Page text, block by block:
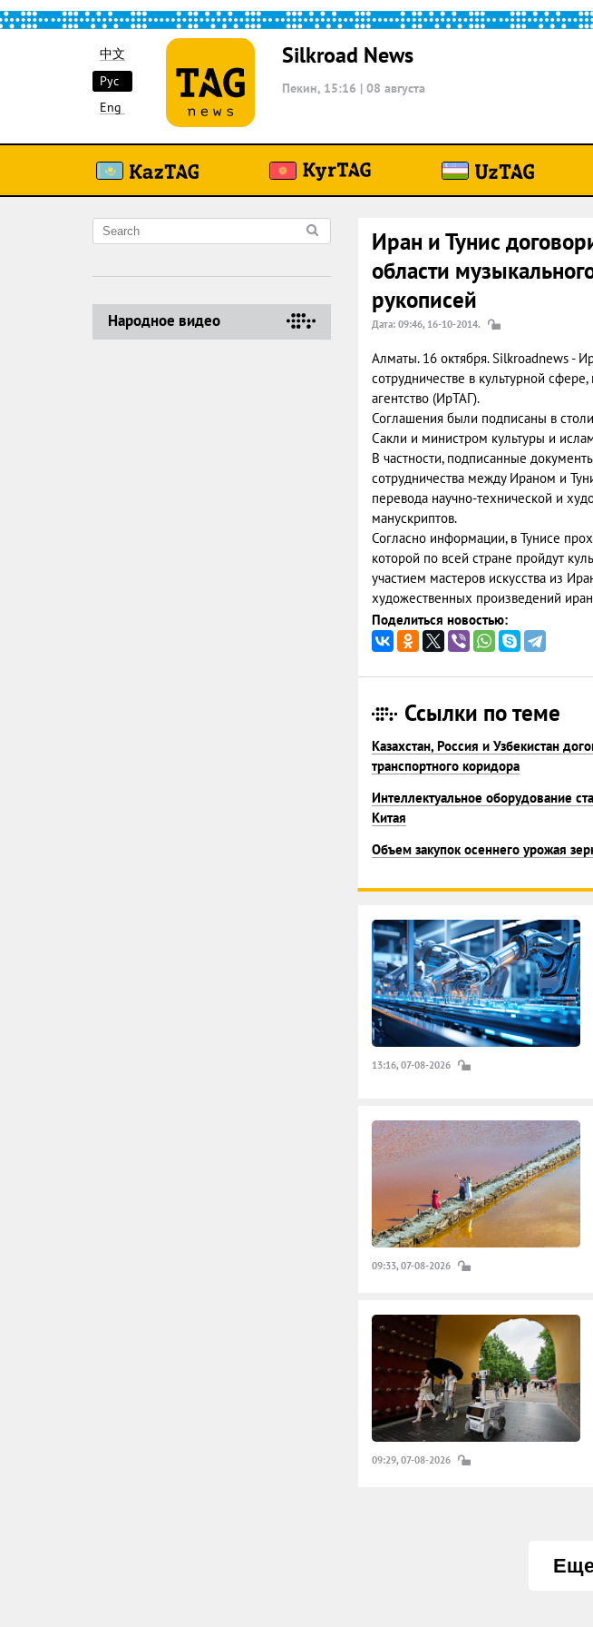
中文
Рус
Eng
Silkroad News
Пекин, 15:16 | 08 августа
Народное видео
Иран и Тунис
области
рукописей
Дата: 09:46, 16-10-2014.
Алматы. 16 октября. Silkroadnews -
сотрудничестве в культурной
агентство (ИрТАГ).
Соглашения были подписаны в
Сакли и министром культуры и
В частности, подписанные
сотрудничества между Ираном и
перевода научно-технической и
манускриптов.
Согласно информации, в Тунисе
которой по всей стране пройдут
участием мастеров искусства из
художественных произведений
Поделиться новостью:
Ссылки по теме
Казахстан, Россия и Узбекистан
транспортного коридора
Интеллектуальное оборудование
Китая
Объем закупок осеннего урожая
13:16, 07-08-2026
09:33, 07-08-2026
09:29, 07-08-2026